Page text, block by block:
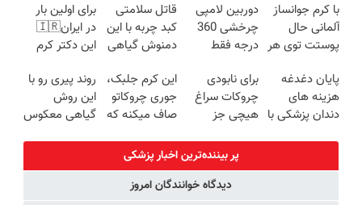
360°و سازگار با
اندروید و ios
20سال جوون
شدی🔥
با کرم جوانساز
آلمانی حال
پوستت توی هر
خوبه۴۵٪تخفیف
دوربین لامپی
چرخشی 360
درجه فقط
🔥 پرداخت
درب منزل
قاتل سلامتی
کبد چربه با این
دمنوش گیاهی
برای اولین بار
در ایران🇮🇷
این دکتر کرم
روزه ساخت!
پایان دغدغه
هزینه های
دندان پزشکی با
برای نابودی
چروکات سراغ
هیچی جز
نرو(تخفیف40%)
این کرم جلبک،
جوری چروکاتو
صاف میکنه که
کردی!(تخفیف
ویژه)
روند پیری رو با
این روش
گیاهی معکوس
پر بیننده‌ترین اخبار پزشکی
دیدگاه خوانندگان امروز